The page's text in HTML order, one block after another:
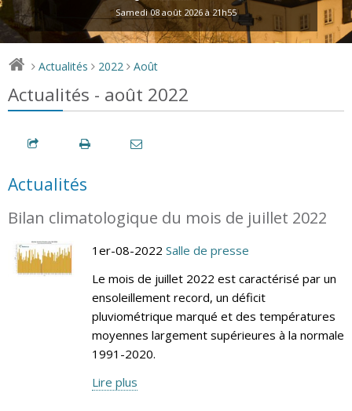
Samedi 08 août 2026 à 21h55
> Actualités > 2022 > Août
Actualités - août 2022
Actualités
Bilan climatologique du mois de juillet 2022
1er-08-2022 Salle de presse
Le mois de juillet 2022 est caractérisé par un
ensoleillement record, un déficit
pluviométrique marqué et des températures
moyennes largement supérieures à la normale
1991-2020.
Lire plus